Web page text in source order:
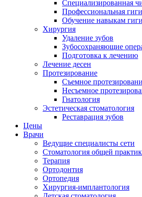
Специализированная
Профессиональная
Обучение навыкам
Хирургия
Удаление зубов
Зубосохраняющие
Подготовка к лечению
Лечение десен
Протезирование
Съемное
Несъемное
Гнатология
Эстетическая стоматология
Реставрация зубов
Цены
Врачи
Ведущие специалисты сети
Стоматология общей
Терапия
Ортодонтия
Ортопедия
Хирургия-имплантология